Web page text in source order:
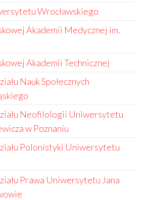
Wrocławskiego
Akademii Medycznej im.
Akademii Technicznej
Nauk Społecznych
Neofilologii Uniwersytetu
w Poznaniu
Polonistyki Uniwersytetu
Prawa Uniwersytetu Jana